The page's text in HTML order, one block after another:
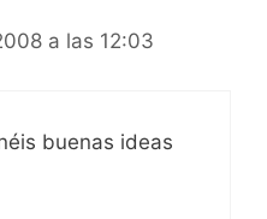
a las 12:03
buenas ideas